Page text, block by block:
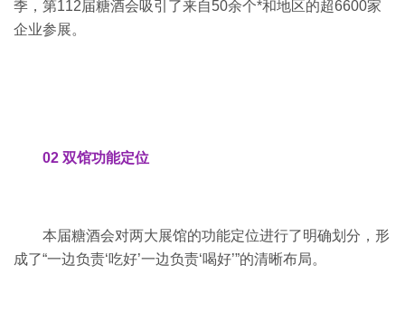
季，第112届糖酒会吸引了来自50余个*和地区的超6600家
企业参展。
02 双馆功能定位
本届糖酒会对两大展馆的功能定位进行了明确划分，形
成了“一边负责‘吃好’一边负责‘喝好’”的清晰布局。